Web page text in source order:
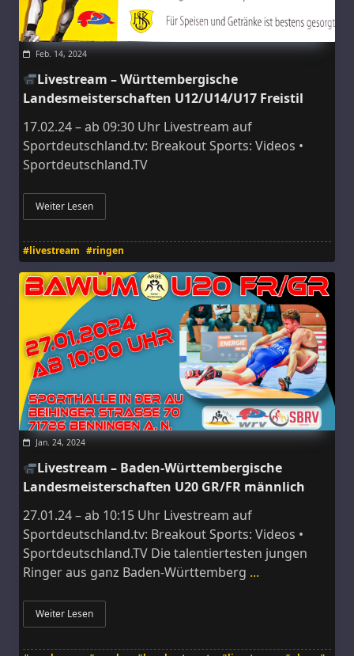
Feb. 14, 2024
Livestream – Württembergische
Landesmeisterschaften U12/U14/U17 Freistil
17.02.24 – ab 09:30 Uhr Livestream auf
Sportdeutschland.tv: Breakout Sports: Videos •
Sportdeutschland.TV
Weiter Lesen
#livestream #ringen
Jan. 24, 2024
Livestream – Baden-Württembergische
Landesmeisterschaften U20 GR/FR männlich
27.01.24 – ab 10:15 Uhr Livestream auf
Sportdeutschland.tv: Breakout Sports: Videos •
Sportdeutschland.TV Die talentiertesten jungen
Ringer aus ganz Baden-Württemberg ...
Weiter Lesen